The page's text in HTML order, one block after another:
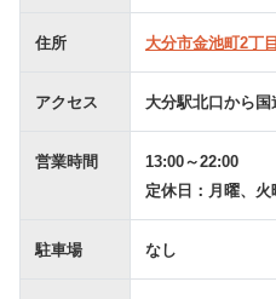
住所 大分市金池町2丁
アクセス 大分駅北口から
営業時間
13:00～22:00
定休日：月曜、火
駐車場 なし